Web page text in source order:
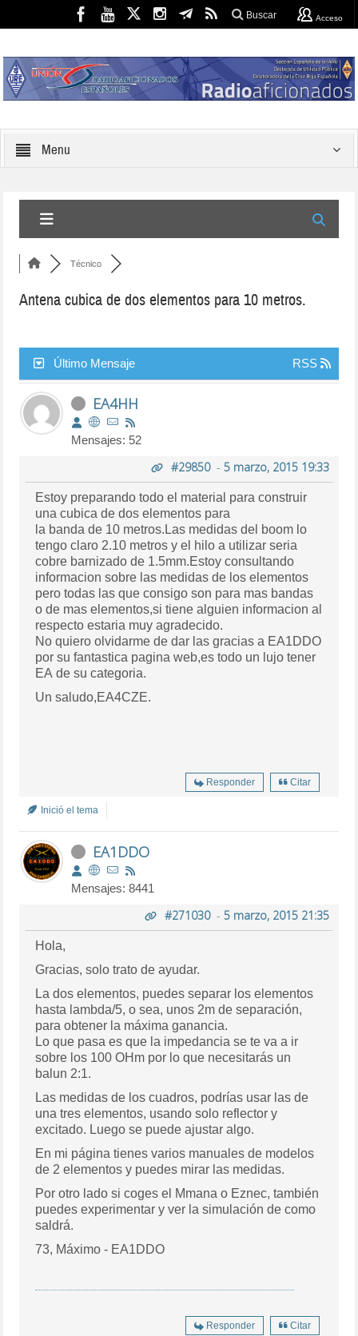
Buscar Acceso
Menu
Técnico
Antena cubica de dos elementos para 10 metros.
Último Mensaje RSS
EA4HH
Mensajes: 52
#29850- 5 marzo, 2015 19:33
Estoy preparando todo el material para construir
una cubica de dos elementos para
la banda de 10 metros.Las medidas del boom lo
tengo claro 2.10 metros y el hilo a utilizar seria
cobre barnizado de 1.5mm.Estoy consultando
informacion sobre las medidas de los elementos
pero todas las que consigo son para mas bandas
o de mas elementos,si tiene alguien informacion al
respecto estaria muy agradecido.
No quiero olvidarme de dar las gracias a EA1DDO
por su fantastica pagina web,es todo un lujo tener
EA de su categoria.
Un saludo,EA4CZE.
Responder Citar
Inició el tema
EA1DDO
Mensajes: 8441
#271030- 5 marzo, 2015 21:35
Hola,
Gracias, solo trato de ayudar.
La dos elementos, puedes separar los elementos
hasta lambda/5, o sea, unos 2m de separación,
para obtener la máxima ganancia.
Lo que pasa es que la impedancia se te va a ir
sobre los 100 OHm por lo que necesitarás un
balun 2:1.
Las medidas de los cuadros, podrías usar las de
una tres elementos, usando solo reflector y
excitado. Luego se puede ajustar algo.
En mi página tienes varios manuales de modelos
de 2 elementos y puedes mirar las medidas.
Por otro lado si coges el Mmana o Eznec, también
puedes experimentar y ver la simulación de como
saldrá.
73, Máximo - EA1DDO
Responder Citar